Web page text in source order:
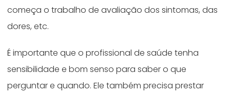
começa o trabalho de avaliação dos sintomas, das
dores, etc.
É importante que o profissional de saúde tenha
sensibilidade e bom senso para saber o que
perguntar e quando. Ele também precisa prestar